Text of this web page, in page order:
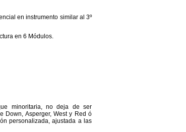
en instrumento similar al 3º
en 6 Módulos.
minoritaria, no deja de ser
Down, Asperger, West y Red ó
personalizada, ajustada a las